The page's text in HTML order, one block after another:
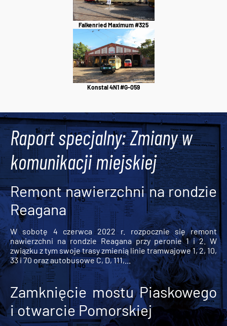
Falkenried Maximum #325
Konstal 4N1 #G-059
Raport specjalny: Zmiany w
komunikacji miejskiej
Remont nawierzchni na rondzie
Reagana
W sobotę 4 czerwca 2022 r. rozpocznie się remont
nawierzchni na rondzie Reagana przy peronie 1 i 2. W
związku z tym swoje trasy zmienią linie tramwajowe 1, 2, 10,
33 i 70 oraz autobusowe C, D, 111,...
Zamknięcie mostu Piaskowego
i otwarcie Pomorskiej